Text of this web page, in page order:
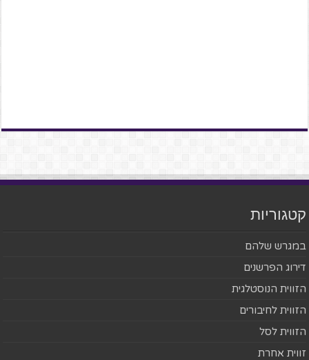
קטגוריות
במגרש שלהם
דירוג הפרשנים
הזווית הנוסטלגית
הזווית לחיבורים
הזווית לסל
זווית אחרת